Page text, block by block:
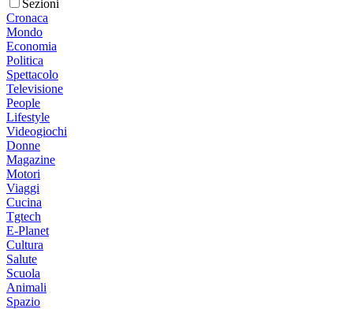
Sezioni
Cronaca
Mondo
Economia
Politica
Spettacolo
Televisione
People
Lifestyle
Videogiochi
Donne
Magazine
Motori
Viaggi
Cucina
Tgtech
E-Planet
Cultura
Salute
Scuola
Animali
Spazio